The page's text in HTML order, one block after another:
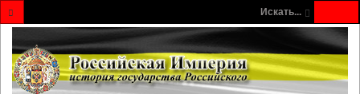
Искать...